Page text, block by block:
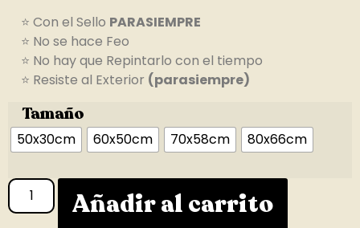
⭐ Con el Sello PARASIEMPRE
⭐ No se hace Feo
⭐ No hay que Repintarlo con el tiempo
⭐ Resiste al Exterior (parasiempre)
Tamaño
50x30cm 60x50cm 70x58cm 80x66cm
Añadir al carrito